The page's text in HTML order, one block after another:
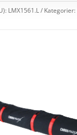
LMX1561.L Kategorier: